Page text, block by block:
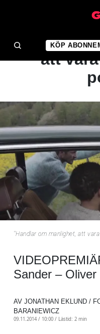
KÖP
att
’’Handlar om manlighet, att
Sander – Oliver
AV JONATHAN EKLUND /
BARANIEWICZ
09.11.2014 / 10:00 / Lästid: 2 min